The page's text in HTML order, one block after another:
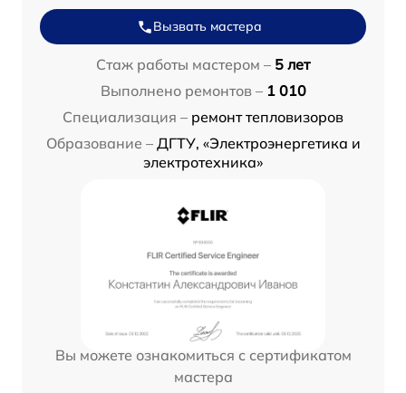
Вызвать мастера
Стаж работы мастером – 5 лет
Выполнено ремонтов – 1 010
Специализация – ремонт тепловизоров
Образование – ДГТУ, «Электроэнергетика и
электротехника»
Вы можете ознакомиться с сертификатом
мастера